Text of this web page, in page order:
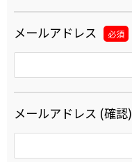
メールアドレス 必須
メールアドレス (確認)